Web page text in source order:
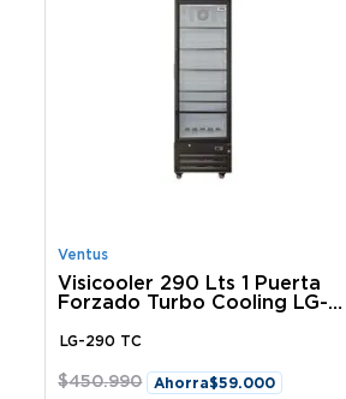
Ventus
Visicooler 290 Lts 1 Puerta
Forzado Turbo Cooling LG-
LG-290 TC
$450.990 Ahorra$59.000